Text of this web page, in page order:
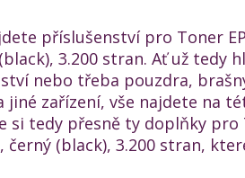
příslušenství pro Toner
3.200 stran. Ať už tedy
nebo třeba pouzdra,
jiné zařízení, vše najdete na
si tedy přesně ty doplňky pro
černý (black), 3.200 stran,